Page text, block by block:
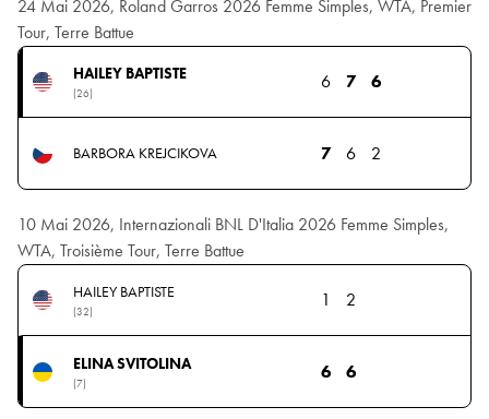
24 Mai 2026, Roland Garros 2026 Femme Simples, WTA, Premier
Tour, Terre Battue
HAILEY BAPTISTE
(26)
6 7 6
BARBORA KREJCIKOVA 7 6 2
10 Mai 2026, Internazionali BNL D'Italia 2026 Femme Simples,
WTA, Troisième Tour, Terre Battue
HAILEY BAPTISTE
(32)
1 2
ELINA SVITOLINA
(7)
6 6